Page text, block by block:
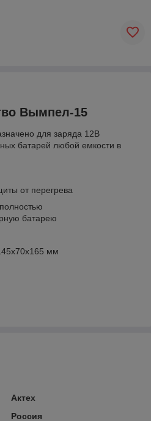
Вымпел-15
для заряда 12В
батарей любой емкости в
от перегрева
батарею
мм
Актех
Россия